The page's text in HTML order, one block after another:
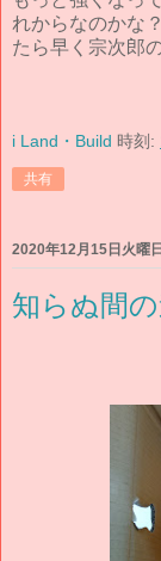
れからなのかな
たら早く宗次郎
i Land・Build 時刻:
共有
2020年12月15日火曜日
知らぬ間